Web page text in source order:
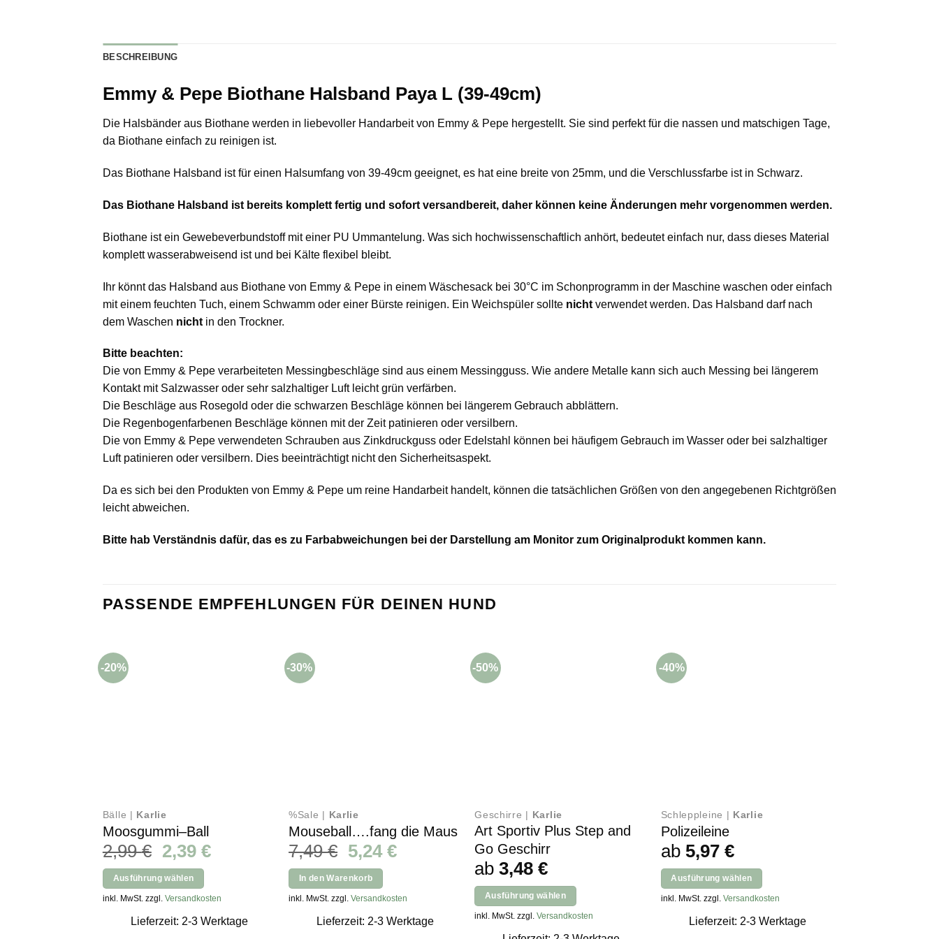
BESCHREIBUNG
Emmy & Pepe Biothane Halsband Paya L (39-49cm)
Die Halsbänder aus Biothane werden in liebevoller Handarbeit von Emmy & Pepe hergestellt. Sie sind perfekt für die nassen und matschigen Tage,
da Biothane einfach zu reinigen ist.
Das Biothane Halsband ist für einen Halsumfang von 39-49cm geeignet, es hat eine breite von 25mm, und die Verschlussfarbe ist in Schwarz.
Das Biothane Halsband ist bereits komplett fertig und sofort versandbereit, daher können keine Änderungen mehr vorgenommen werden.
Biothane ist ein Gewebeverbundstoff mit einer PU Ummantelung. Was sich hochwissenschaftlich anhört, bedeutet einfach nur, dass dieses Material
komplett wasserabweisend ist und bei Kälte flexibel bleibt.
Ihr könnt das Halsband aus Biothane von Emmy & Pepe in einem Wäschesack bei 30°C im Schonprogramm in der Maschine waschen oder einfach
mit einem feuchten Tuch, einem Schwamm oder einer Bürste reinigen. Ein Weichspüler sollte nicht verwendet werden. Das Halsband darf nach
dem Waschen nicht in den Trockner.
Bitte beachten:
Die von Emmy & Pepe verarbeiteten Messingbeschläge sind aus einem Messingguss. Wie andere Metalle kann sich auch Messing bei längerem
Kontakt mit Salzwasser oder sehr salzhaltiger Luft leicht grün verfärben.
Die Beschläge aus Rosegold oder die schwarzen Beschläge können bei längerem Gebrauch abblättern.
Die Regenbogenfarbenen Beschläge können mit der Zeit patinieren oder versilbern.
Die von Emmy & Pepe verwendeten Schrauben aus Zinkdruckguss oder Edelstahl können bei häufigem Gebrauch im Wasser oder bei salzhaltiger
Luft patinieren oder versilbern. Dies beeinträchtigt nicht den Sicherheitsaspekt.
Da es sich bei den Produkten von Emmy & Pepe um reine Handarbeit handelt, können die tatsächlichen Größen von den angegebenen Richtgrößen
leicht abweichen.
Bitte hab Verständnis dafür, das es zu Farbabweichungen bei der Darstellung am Monitor zum Originalprodukt kommen kann.
PASSENDE EMPFEHLUNGEN FÜR DEINEN HUND
-20%
Bälle | Karlie
Moosgummi–Ball
2,99€ Ursprünglicher
Preis
war:
2,99 €
2,39 €Aktueller
2,39 €.
Ausführung wählen
Dieses
inkl. MwSt. zzgl. Versandkosten
Lieferzeit: 2-3 Werktage
-30%
%Sale | Karlie
Mouseball….fang die Maus
7,49€ Ursprünglicher
Preis
war:
7,49 €
5,24 €Aktueller
5,24 €.
In den Warenkorb
inkl. MwSt. zzgl.Versandkosten
Lieferzeit: 2-3 Werktage
-50%
Geschirre | Karlie
Art Sportiv Plus Step and
Go Geschirr
ab3,48€
Ausführung wählen
Dieses
inkl. MwSt. zzgl.Versandkosten
-40%
Schleppleine | Karlie
Polizeileine
ab 5,97 €
Ausführung wählen
Dieses
inkl. MwSt. zzgl. Versandkosten
Lieferzeit: 2-3 Werktage